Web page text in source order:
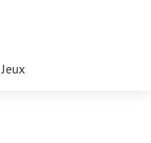
Jeux